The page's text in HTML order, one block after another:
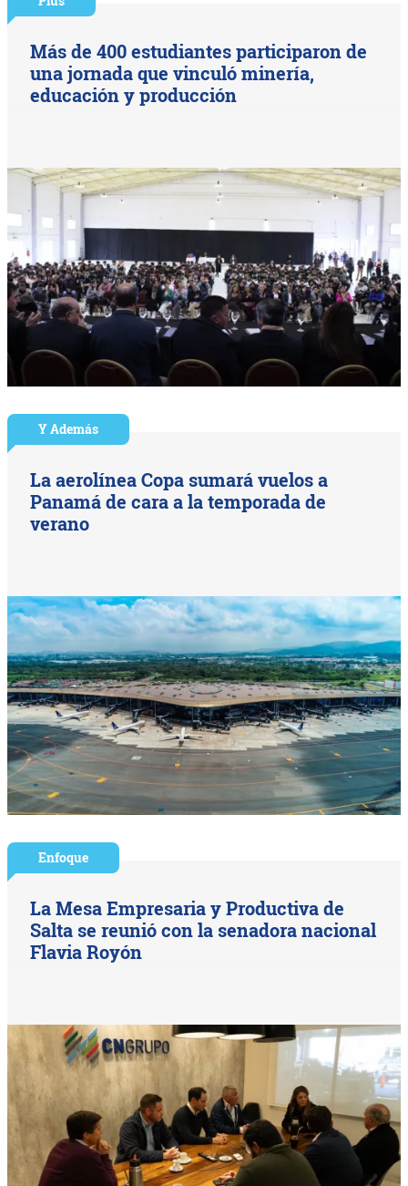
Más de 400 estudiantes participaron de
una jornada que vinculó minería,
educación y producción
Y Además
La aerolínea Copa sumará vuelos a
Panamá de cara a la temporada de
verano
Enfoque
La Mesa Empresaria y Productiva de
Salta se reunió con la senadora nacional
Flavia Royón